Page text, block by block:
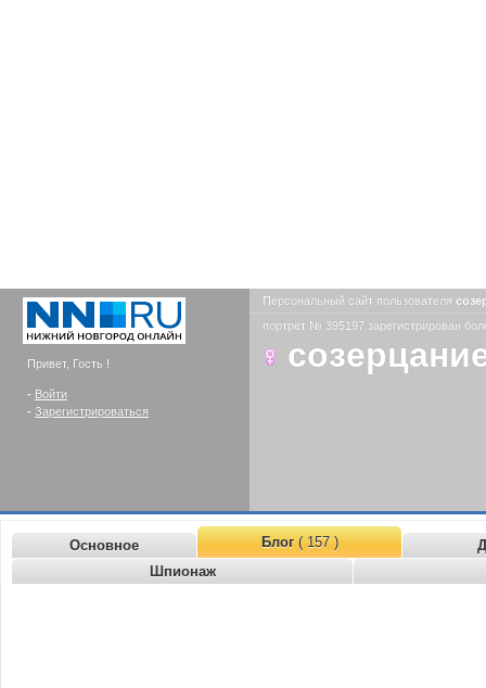
Привет, Гость !
- Войти
- Зарегистрироваться
Персональный сайт пользователя
портрет № 395197 зарегистрирован
Основное Блог( 157 )
Шпионаж